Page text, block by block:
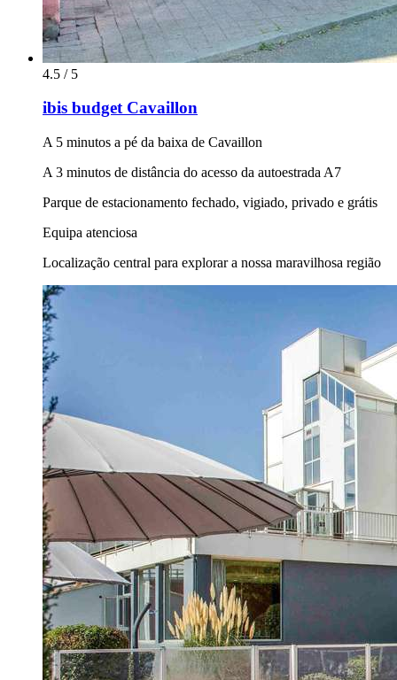
4.5 / 5
ibis budget Cavaillon
A 5 minutos a pé da baixa de Cavaillon
A 3 minutos de distância do acesso da autoestrada A7
Parque de estacionamento fechado, vigiado, privado e grátis
Equipa atenciosa
Localização central para explorar a nossa maravilhosa região